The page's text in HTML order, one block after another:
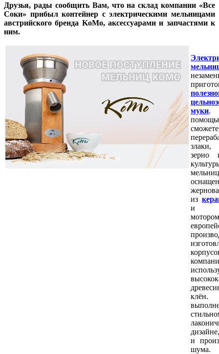
Друзья, рады сообщить Вам, что на склад компании «Все
Соки» прибыл контейнер с электрическими мельницами
австрийского бренда KoMo, аксессуарами и запчастями к
ним.
муки.
сможете
зерно
из
и
мотором
клён.
и
шума.